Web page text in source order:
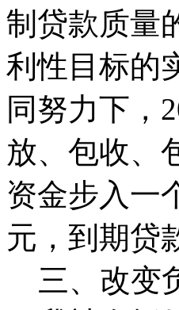
制贷款质量
利性目标的
同努力下，
放、包收、
资金步入一
元，到期贷
三、改变